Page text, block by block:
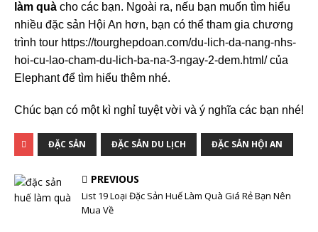
làm quà cho các bạn. Ngoài ra, nếu bạn muốn tìm hiểu
nhiều đặc sản Hội An hơn, bạn có thể tham gia chương
trình tour https://tourghepdoan.com/du-lich-da-nang-nhs-
hoi-cu-lao-cham-du-lich-ba-na-3-ngay-2-dem.html/ của
Elephant để tìm hiểu thêm nhé.
Chúc bạn có một kì nghỉ tuyệt vời và ý nghĩa các bạn nhé!
ĐẶC SẢN ĐẶC SẢN DU LỊCH ĐẶC SẢN HỘI AN
PREVIOUS
List 19 Loại Đặc Sản Huế Làm Quà Giá Rẻ Bạn Nên
Mua Về